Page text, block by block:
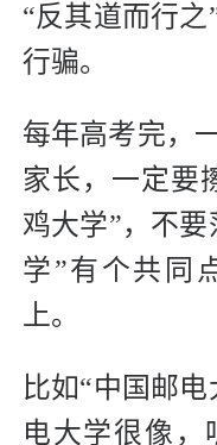
“反其道而行
行骗。
每年高考完，
家长，一定要
鸡大学”，不
学”有个共同
上。
比如“中国邮
电大学很像，